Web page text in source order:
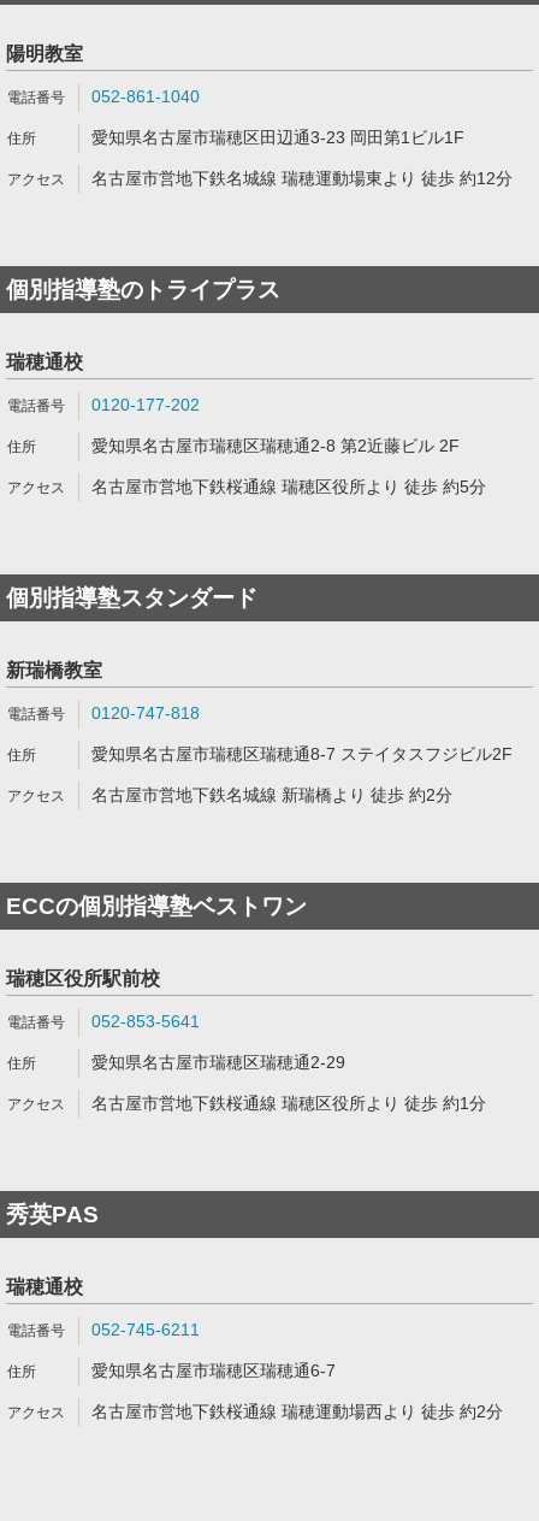
陽明教室
052-861-1040
愛知県名古屋市瑞穂区田辺通3-23 岡田第1ビル1F
名古屋市営地下鉄名城線 瑞穂運動場東より 徒歩 約12分
個別指導塾のトライプラス
瑞穂通校
0120-177-202
愛知県名古屋市瑞穂区瑞穂通2-8 第2近藤ビル 2F
名古屋市営地下鉄桜通線 瑞穂区役所より 徒歩 約5分
個別指導塾スタンダード
新瑞橋教室
0120-747-818
愛知県名古屋市瑞穂区瑞穂通8-7 ステイタスフジビル2F
名古屋市営地下鉄名城線 新瑞橋より 徒歩 約2分
ECCの個別指導塾ベストワン
瑞穂区役所駅前校
052-853-5641
愛知県名古屋市瑞穂区瑞穂通2-29
名古屋市営地下鉄桜通線 瑞穂区役所より 徒歩 約1分
秀英PAS
瑞穂通校
052-745-6211
愛知県名古屋市瑞穂区瑞穂通6-7
名古屋市営地下鉄桜通線 瑞穂運動場西より 徒歩 約2分